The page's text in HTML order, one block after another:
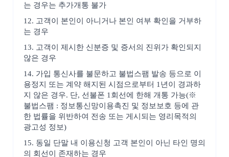
는 경우는 추가개통 불가
12. 고객이 본인이 아니거나 본인 여부 확인을 거부하
는 경우
13. 고객이 제시한 신분증 및 증서의 진위가 확인되지
않은 경우
14. 가입 통신사를 불문하고 불법스팸 발송 등으로 이
용정지 또는 계약 해지된 시점으로부터 1년이 경과하
지 않은 경우. 단, 선불폰 1회선에 한해 개통 가능(※
불법스팸 : 정보통신망이용촉진 및 정보보호 등에 관
한 법률을 위반하여 전송 또는 게시되는 영리목적의
광고성 정보)
15. 동일 단말 내 이용신청 고객 본인이 아닌 타인 명의
의 회선이 존재하는 경우